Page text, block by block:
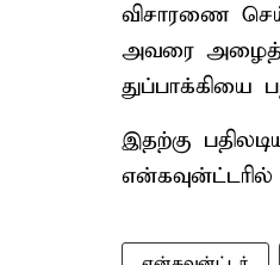
விசாரணை
அவரை
துப்பாக்கியை
இதற்கு